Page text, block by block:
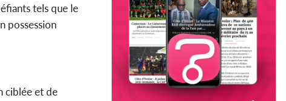
tels que le
possession
ciblée et de